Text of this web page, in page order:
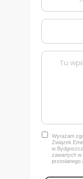
Wyrażam
Związek
w
zawartych w
przesłanego